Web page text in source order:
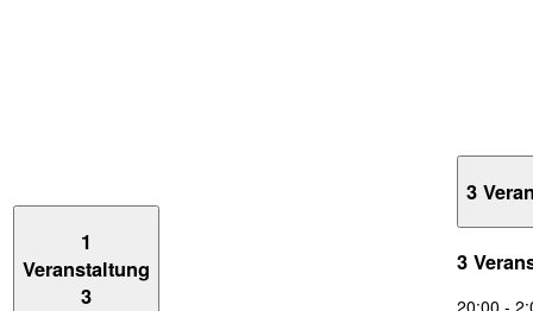
1
Veranstaltung
3
3
3
20:00 -